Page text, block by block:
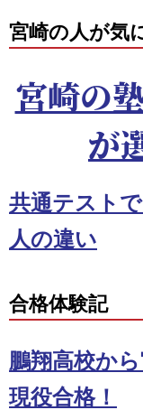
宮崎の人が気
宮崎の
が
共通テスト
人の違い
合格体験記
鵬翔高校か
現役合格！